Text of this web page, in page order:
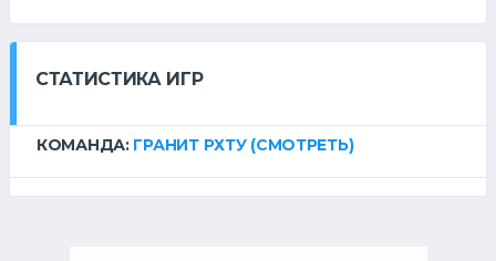
СТАТИСТИКА ИГР
КОМАНДА: ГРАНИТ РХТУ (СМОТРЕТЬ)